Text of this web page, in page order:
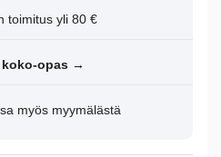
toimitus yli 80 €
koko-opas →
myös myymälästä